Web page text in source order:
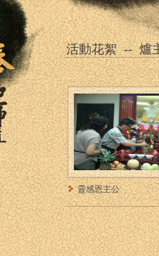
活動花絮 -- 爐
靈感恩主公